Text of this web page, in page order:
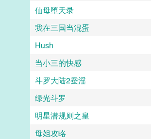
仙母堕天录
我在三国当混蛋
Hush
当小三的快感
斗罗大陆2蚕淫
绿光斗罗
明星潜规则之皇
母姐攻略